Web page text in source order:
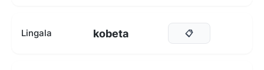
Lingala kobeta 📋